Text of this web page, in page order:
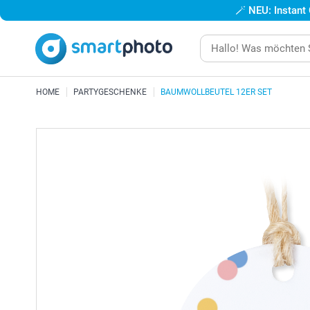
🪄 NEU:
HOME PARTYGESCHENKE BAUMWOLLBEUTEL 12ER SET